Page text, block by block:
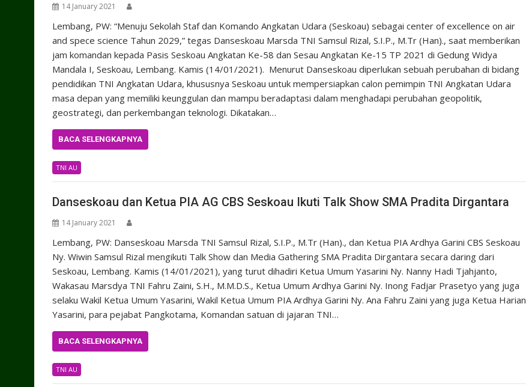
14 January 2021
Lembang, PW: “Menuju Sekolah Staf dan Komando Angkatan Udara (Seskoau) sebagai center of excellence on air
and spece science Tahun 2029,” tegas Danseskoau Marsda TNI Samsul Rizal, S.I.P., M.Tr (Han)., saat memberikan
jam komandan kepada Pasis Seskoau Angkatan Ke-58 dan Sesau Angkatan Ke-15 TP 2021 di Gedung Widya
Mandala I, Seskoau, Lembang. Kamis (14/01/2021). Menurut Danseskoau diperlukan sebuah perubahan di bidang
pendidikan TNI Angkatan Udara, khususnya Seskoau untuk mempersiapkan calon pemimpin TNI Angkatan Udara
masa depan yang memiliki keunggulan dan mampu beradaptasi dalam menghadapi perubahan geopolitik,
geostrategi, dan perkembangan teknologi. Dikatakan…
BACA SELENGKAPNYA
TNI AU
Danseskoau dan Ketua PIA AG CBS Seskoau Ikuti Talk Show SMA Pradita Dirgantara
14 January 2021
Lembang, PW: Danseskoau Marsda TNI Samsul Rizal, S.I.P., M.Tr (Han)., dan Ketua PIA Ardhya Garini CBS Seskoau
Ny. Wiwin Samsul Rizal mengikuti Talk Show dan Media Gathering SMA Pradita Dirgantara secara daring dari
Seskoau, Lembang. Kamis (14/01/2021), yang turut dihadiri Ketua Umum Yasarini Ny. Nanny Hadi Tjahjanto,
Wakasau Marsdya TNI Fahru Zaini, S.H., M.M.D.S., Ketua Umum Ardhya Garini Ny. Inong Fadjar Prasetyo yang juga
selaku Wakil Ketua Umum Yasarini, Wakil Ketua Umum PIA Ardhya Garini Ny. Ana Fahru Zaini yang juga Ketua Harian
Yasarini, para pejabat Pangkotama, Komandan satuan di jajaran TNI…
BACA SELENGKAPNYA
TNI AU